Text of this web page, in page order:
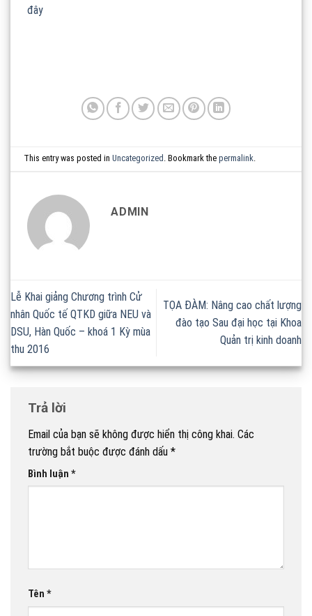
đây
This entry was posted inUncategorized . Bookmark thepermalink
ADMIN
Lễ Khai giảng Chương trình Cử
nhân Quốc tế QTKD giữa NEU và
DSU, Hàn Quốc – khoá 1 Kỳ mùa
thu 2016
TỌA ĐÀM: Nâng cao chất lượng
đào tạo Sau đại học tại Khoa
Quản trị kinh doanh
Trả lời
Email của bạn sẽ không được hiển thị công khai. Các
trường bắt buộc được đánh dấu *
Bình luận *
Tên *